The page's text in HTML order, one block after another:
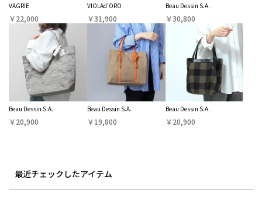
VAGRIE
￥22,000
VIOLAd'ORO
￥31,900
Beau Dessin S.A.
￥30,800
Beau Dessin S.A.
￥20,900
Beau Dessin S.A.
￥19,800
Beau Dessin S.A.
￥20,900
最近チェックしたアイテム